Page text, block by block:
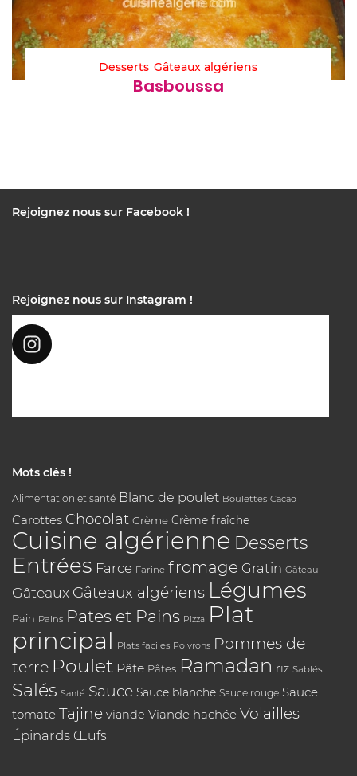
Desserts Gâteaux algériens
Basboussa
Rejoignez nous sur Facebook !
Rejoignez nous sur Instagram !
Mots clés !
Alimentation et santé Blanc de poulet Boulettes Cacao
Carottes Chocolat Crème Crème fraîche
Cuisine algérienne Desserts
Entrées Farce Farine fromage Gratin Gâteau
Gâteaux Gâteaux algériens Légumes
Pain Pains Pates et Pains Pizza Plat
principal Plats faciles Poivrons Pommes de
terre Poulet Pâte Pâtes Ramadan riz Sablés
Salés Santé Sauce Sauce blanche Sauce rouge Sauce
tomate Tajine viande Viande hachée Volailles
Épinards Œufs